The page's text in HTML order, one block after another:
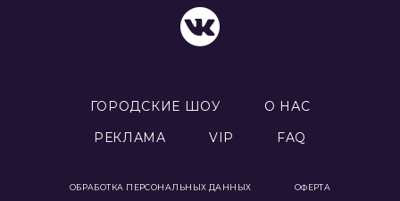
ГОРОДСКИЕ ШОУ
О НАС
РЕКЛАМА
VIP FAQ
ОБРАБОТКА ПЕРСОНАЛЬНЫХ ДАННЫХ ОФЕРТА